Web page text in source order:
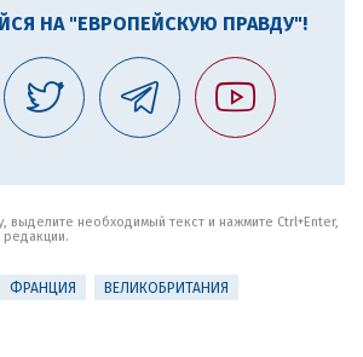
НА "ЕВРОПЕЙСКУЮ ПРАВДУ"!
выделите необходимый текст и нажмите Ctrl+Enter,
ФРАНЦИЯ ВЕЛИКОБРИТАНИЯ